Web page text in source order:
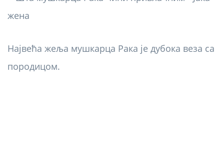
Највећа жеља мушкарца Рака је дубока веза са
породицом.